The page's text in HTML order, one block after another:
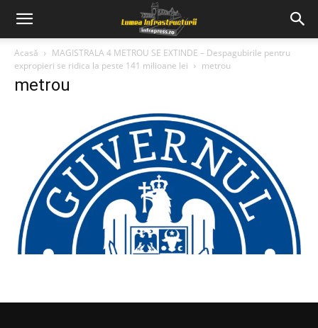
Acasă
MAGISTRALA 4 METROU SE EXTINDE – Despagubirile pentru
expropieri se ridica la peste 141 milioane lei
metrou
metrou